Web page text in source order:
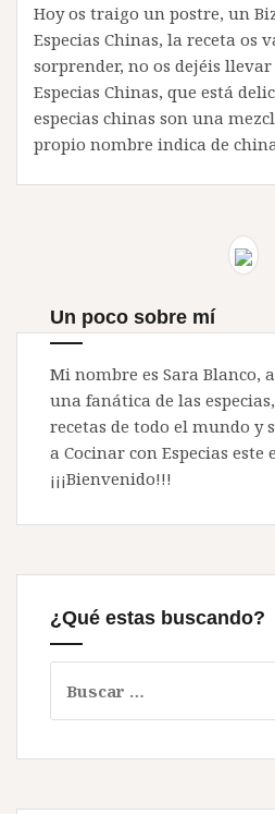
Hoy os traigo un postre, un
Especias Chinas, la receta os
sorprender, no os dejéis
Especias Chinas, que está
especias chinas son una
propio nombre indica de
Un poco sobre mí
Mi nombre es Sara Blanco,
una fanática de las
recetas de todo el mundo y
a Cocinar con Especias este
¡¡¡Bienvenido!!!
¿Qué estas buscando?